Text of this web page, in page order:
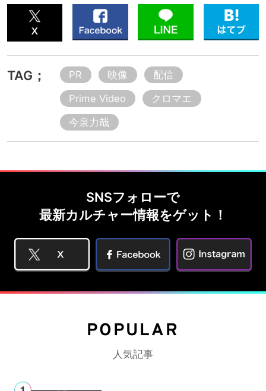
TAG； PR 映像
配信
Prime Video
クロマエ
今泉力哉
SNSフォローで
最新カルチャー情報をゲット！
POPULAR
人気記事